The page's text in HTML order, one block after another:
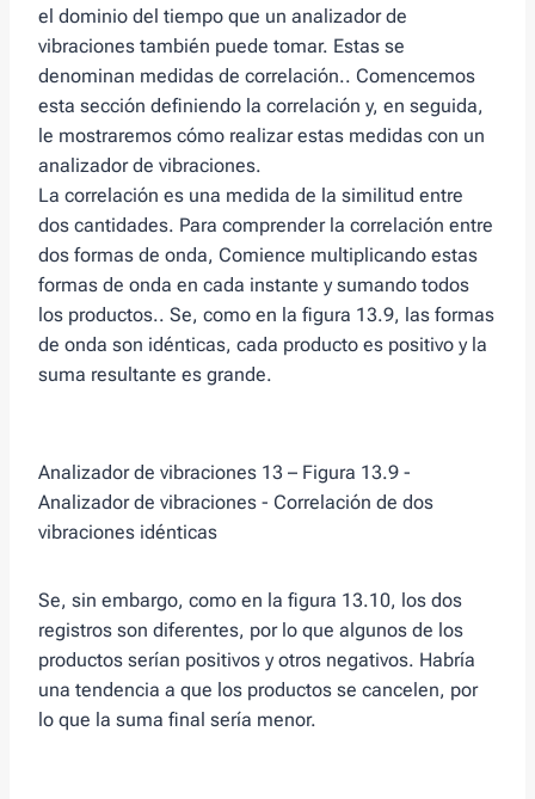
el dominio del tiempo que un analizador de
vibraciones también puede tomar. Estas se
denominan medidas de correlación.. Comencemos
esta sección definiendo la correlación y, en seguida,
le mostraremos cómo realizar estas medidas con un
analizador de vibraciones.
La correlación es una medida de la similitud entre
dos cantidades. Para comprender la correlación entre
dos formas de onda, Comience multiplicando estas
formas de onda en cada instante y sumando todos
los productos.. Se, como en la figura 13.9, las formas
de onda son idénticas, cada producto es positivo y la
suma resultante es grande.
Analizador de vibraciones 13 – Figura 13.9 -
Analizador de vibraciones - Correlación de dos
vibraciones idénticas
Se, sin embargo, como en la figura 13.10, los dos
registros son diferentes, por lo que algunos de los
productos serían positivos y otros negativos. Habría
una tendencia a que los productos se cancelen, por
lo que la suma final sería menor.